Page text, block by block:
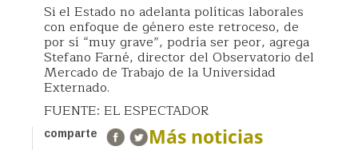
Si el Estado no adelanta políticas laborales
con enfoque de género este retroceso, de
por sí “muy grave”, podría ser peor, agrega
Stefano Farné, director del Observatorio del
Mercado de Trabajo de la Universidad
Externado.
FUENTE: EL ESPECTADOR
comparte Más noticias